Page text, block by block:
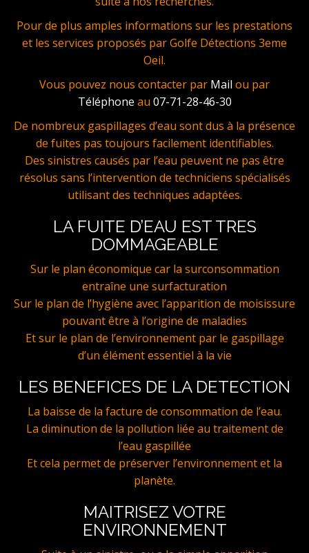
Pour de plus amples informations sur les prestations
et les services proposés par Golfe Détections 3eme
Oeil.
Vous pouvez nous contacter par Mail ou par
Téléphone au 07-71-28-46-30
De nombreux gaspillages d’eau sont dus à la présence
de fuites pas toujours facilement identifiables.
Des sinistres causés par l’eau peuvent ne pas être
résolus sans l’intervention de techniciens spécialisés
utilisant des techniques adaptées.
LA FUITE D’EAU EST TRES
DOMMAGEABLE
Sur le plan économique car la surconsommation
entraîne une surfacturation
Sur le plan de l’hygiène avec l’apparition de moisissure
pouvant être à l’origine de maladies
Et sur le plan de l’environnement par le gaspillage
d’un élément essentiel à la vie
LES BENEFICES DE LA DETECTION
La baisse de la facture de consommation de l’eau.
La diminution de la pollution liée au traitement de
l’eau gaspillée
Et cela permet de préserver l’environnement et la
planète.
MAITRISEZ VOTRE
ENVIRONNEMENT